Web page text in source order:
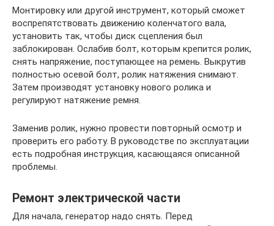
Монтировку или другой инструмент, который сможет
воспрепятствовать движению коленчатого вала,
установить так, чтобы диск сцепления был
заблокирован. Ослабив болт, которым крепится ролик,
снять напряжение, поступающее на ремень. Выкрутив
полностью осевой болт, ролик натяжения снимают.
Затем производят установку нового ролика и
регулируют натяжение ремня.
Заменив ролик, нужно провести повторный осмотр и
проверить его работу. В руководстве по эксплуатации
есть подробная инструкция, касающаяся описанной
проблемы.
Ремонт электрической части
Для начала, генератор надо снять. Перед